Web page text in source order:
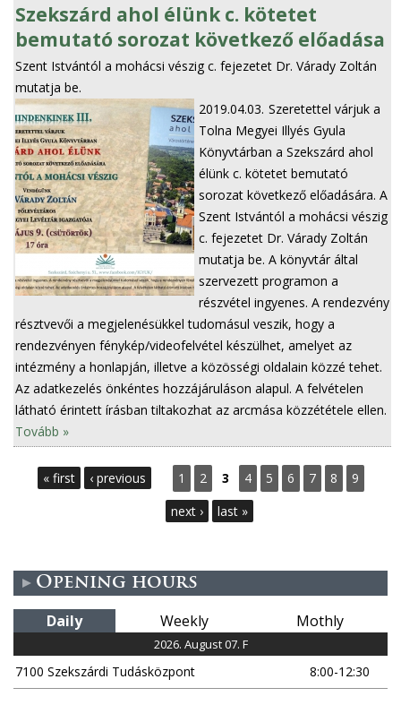
Szekszárd ahol élünk c. kötetet
bemutató sorozat következő előadása
Szent Istvántól a mohácsi vészig c. fejezetet Dr. Várady Zoltán
mutatja be.
2019.04.03. Szeretettel várjuk a
Tolna Megyei Illyés Gyula
Könyvtárban a Szekszárd ahol
élünk c. kötetet bemutató
sorozat következő előadására. A
Szent Istvántól a mohácsi vészig
c. fejezetet Dr. Várady Zoltán
mutatja be. A könyvtár által
szervezett programon a
részvétel ingyenes. A rendezvény
résztvevői a megjelenésükkel tudomásul veszik, hogy a
rendezvényen fénykép/videofelvétel készülhet, amelyet az
intézmény a honlapján, illetve a közösségi oldalain közzé tehet.
Az adatkezelés önkéntes hozzájáruláson alapul. A felvételen
látható érintett írásban tiltakozhat az arcmása közzététele ellen.
Tovább »
e
s
« first ‹ previous 1 2 3 4 5 6 7 8
9
next ›
last »
Opening hours
Daily Weekly Mothly
2026. August 07. F
7100 Szekszárdi Tudásközpont 8:00-12:30